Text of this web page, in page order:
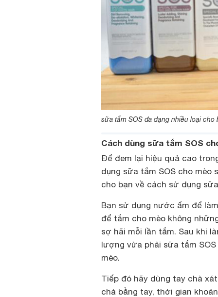
sữa tắm SOS đa dạng nhiều loại cho
Cách dùng sữa tắm SOS
Để đem lại hiệu quả cao
dụng sữa tắm SOS cho
cho bạn về cách sử dụng
Bạn sử dụng nước ấm để
để tắm cho mèo không
sợ hãi mỗi lần tắm. Sau khi
lượng vừa phải sữa tắm
mèo.
Tiếp đó hãy dùng tay chà
chà bằng tay, thời gian